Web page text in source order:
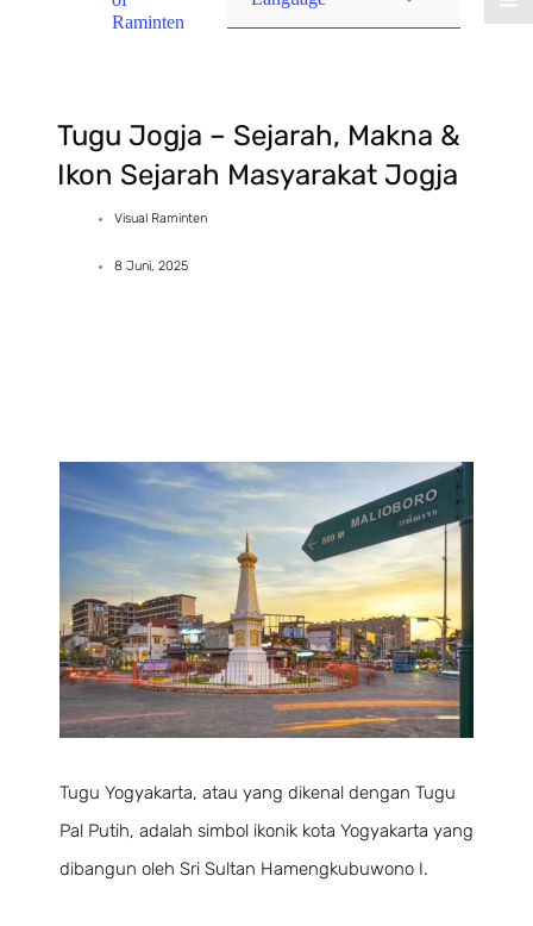
Raminten
Tugu Jogja – Sejarah, Makna &
Ikon Sejarah Masyarakat Jogja
Visual Raminten
8 Juni, 2025
Tugu Yogyakarta, atau yang dikenal dengan Tugu
Pal Putih, adalah simbol ikonik kota Yogyakarta yang
dibangun oleh Sri Sultan Hamengkubuwono I.